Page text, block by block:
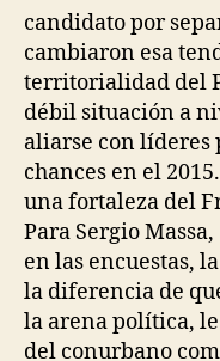
candidato por
cambiaron esa
territorialidad del
débil situación a
aliarse con
chances en el
una fortaleza del
Para Sergio
en las encuestas,
la diferencia de
la arena política,
del conurbano